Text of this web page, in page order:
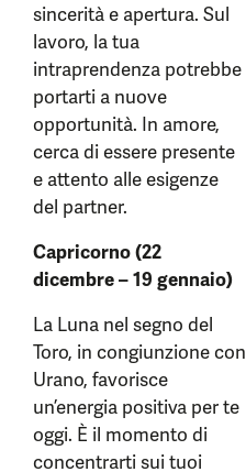
sincerità e apertura. Sul
lavoro, la tua
intraprendenza potrebbe
portarti a nuove
opportunità. In amore,
cerca di essere presente
e attento alle esigenze
del partner.
Capricorno (22
dicembre – 19 gennaio)
La Luna nel segno del
Toro, in congiunzione con
Urano, favorisce
un’energia positiva per te
oggi. È il momento di
concentrarti sui tuoi